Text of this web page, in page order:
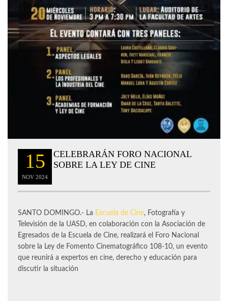
15
NOV 2024
CELEBRARÁN FORO NACIONAL
SOBRE LA LEY DE CINE
SANTO DOMINGO.- La Escuela de Cine, Fotografía y
Televisión de la UASD, en colaboración con la Asociación de
Egresados de la Escuela de Cine, realizará el Foro Nacional
sobre la Ley de Fomento Cinematográfico 108-10, un evento
que reunirá a expertos en cine, derecho y educación para
discutir la situación